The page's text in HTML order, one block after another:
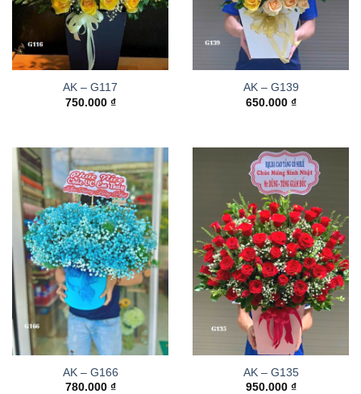
AK – G117
750.000 ₫
AK – G139
650.000 ₫
AK – G166
780.000 ₫
AK – G135
950.000 ₫